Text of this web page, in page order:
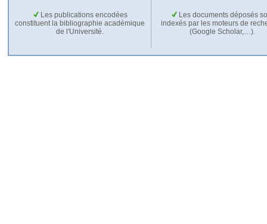
Les publications encodées
constituent la bibliographie académique
de l'Université.
Les documents déposés
indexés par les moteurs de
(Google Scholar,…).